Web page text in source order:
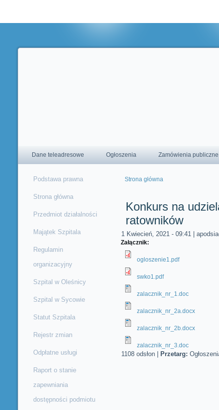
Dane teleadresowe Ogłoszenia Zamówienia publiczne
Podstawa prawna
Strona główna
Przedmiot działalności
Majątek Szpitala
Regulamin
organizacyjny
Szpital w Oleśnicy
Szpital w Sycowie
Statut Szpitala
Rejestr zmian
Odpłatne usługi
Raport o stanie
zapewniania
dostępności podmiotu
Strona główna
Konkurs na
ratowników
1 Kwiecień, 2021 - 09:41
Załącznik:
ogloszenie1.pdf
swko1.pdf
zalacznik_nr_1.doc
zalacznik_nr_2a.docx
zalacznik_nr_2b.docx
zalacznik_nr_3.doc
1108 odsłon Przetarg: